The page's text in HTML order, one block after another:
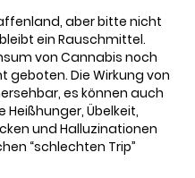
aber bitte nicht
ein Rauschmittel.
von Cannabis noch
geboten. Die Wirkung von
es können auch
Übelkeit,
und Halluzinationen
“schlechten Trip”